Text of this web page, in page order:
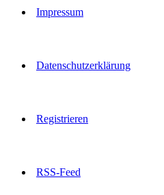
Impressum
Datenschutzerklärung
Registrieren
RSS-Feed